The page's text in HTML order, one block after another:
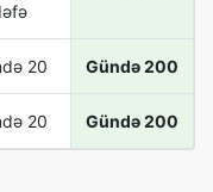
20 Gündə 200
20 Gündə 200